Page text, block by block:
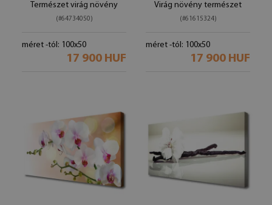
Természet virág növény
(#64734050)
méret -tól: 100x50
17 900 HUF
Virág növény természet
(#61615324)
méret -tól: 100x50
17 900 HUF